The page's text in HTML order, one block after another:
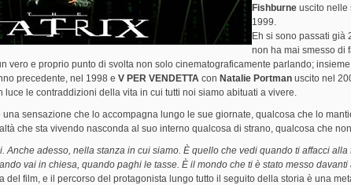
Fishburne uscito nelle
1999.
Eh si sono passati già
non ha mai smesso di
vero e proprio punto di svolta non solo cinematograficamente parlando;
precedente, nel 1998 e V PER VENDETTA con Natalie Portman uscito nel
luce le contraddizioni della vita in cui tutti noi siamo abituati a vivere.
sensazione che lo accompagna lungo le sue giornate, qualcosa che lo
che sta vivendo nasconda al suo interno qualcosa di strano, qualcosa che
Anche adesso, nella stanza in cui siamo. È quello che vedi quando ti affacci
vai in chiesa, quando paghi le tasse. È il mondo che ti è stato messo
del film, e il percorso del protagonista lungo tutto il seguito della storia è una